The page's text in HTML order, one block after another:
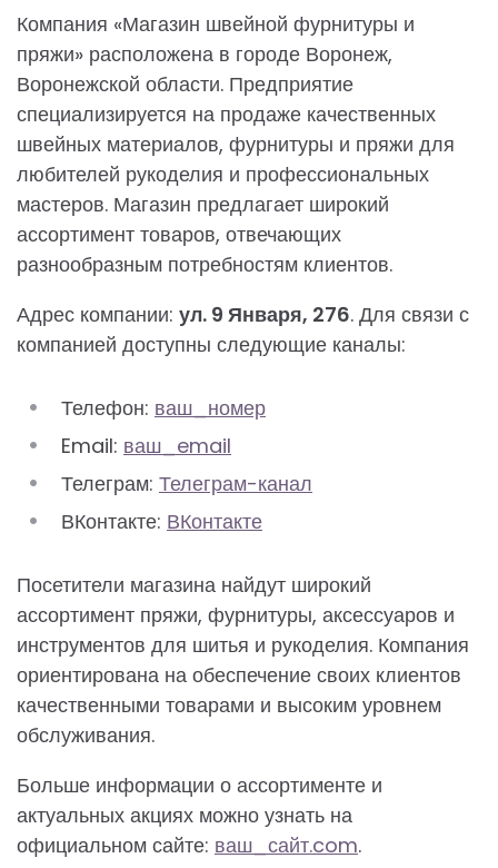
Компания «Магазин швейной фурнитуры и
пряжи» расположена в городе Воронеж,
Воронежской области. Предприятие
специализируется на продаже качественных
швейных материалов, фурнитуры и пряжи для
любителей рукоделия и профессиональных
мастеров. Магазин предлагает широкий
ассортимент товаров, отвечающих
разнообразным потребностям клиентов.
Адрес компании: ул. 9 Января, 276. Для связи с
компанией доступны следующие каналы:
Телефон: ваш_номер
Email: ваш_email
Телеграм: Телеграм-канал
ВКонтакте: ВКонтакте
Посетители магазина найдут широкий
ассортимент пряжи, фурнитуры, аксессуаров и
инструментов для шитья и рукоделия. Компания
ориентирована на обеспечение своих клиентов
качественными товарами и высоким уровнем
обслуживания.
Больше информации о ассортименте и
актуальных акциях можно узнать на
официальном сайте: ваш_сайт.com.